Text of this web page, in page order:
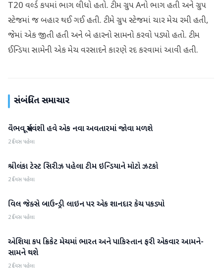
T20 વર્લ્ડ કપમાં ભાગ લીધો હતો. ટીમ ગ્રુપ Aનો ભાગ હતી અને ગ્રુપ
સ્ટેજમાં જ બહાર થઈ ગઈ હતી. ટીમે ગ્રુપ સ્ટેજમાં ચાર મેચ રમી હતી,
જેમાં એક જીતી હતી અને બે હારનો સામનો કરવો પડ્યો હતો. ટીમ
ઈન્ડિયા સામેની એક મેચ વરસાદને કારણે રદ કરવામાં આવી હતી.
સંબંધિત સમાચાર
રમતગમત
વૈભવ સૂર્યવંશી હવે એક નવા અવતારમાં જોવા મળશે
2 દિવસ પહેલા
રમતગમત
શ્રીલંકા ટેસ્ટ સિરીઝ પહેલા ટીમ ઇન્ડિયાને મોટો ઝટકો
2 દિવસ પહેલા
રમતગમત
વિલ જેક્સે બાઉન્ડ્રી લાઇન પર એક શાનદાર કેચ પકડ્યો
2 દિવસ પહેલા
રમતગમત
એશિયા કપ ક્રિકેટ મેચમાં ભારત અને પાકિસ્તાન ફરી એકવાર આમને-
સામને થશે
2 દિવસ પહેલા